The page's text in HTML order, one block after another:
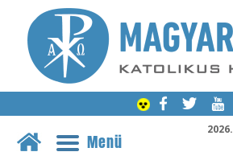
Menü